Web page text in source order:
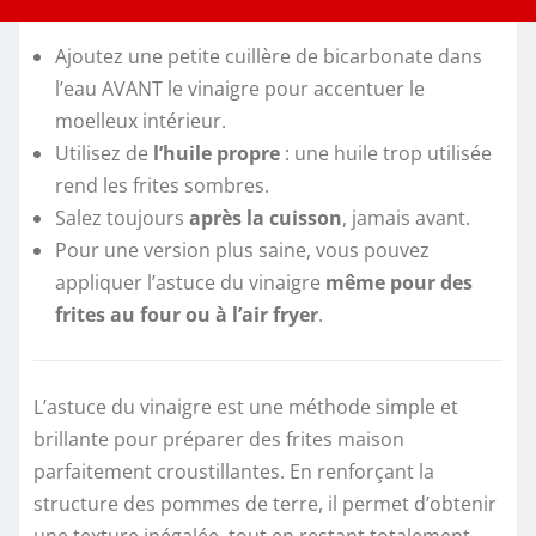
Ajoutez une petite cuillère de bicarbonate dans
l’eau AVANT le vinaigre pour accentuer le
moelleux intérieur.
Utilisez de l’huile propre : une huile trop utilisée
rend les frites sombres.
Salez toujours après la cuisson, jamais avant.
Pour une version plus saine, vous pouvez
appliquer l’astuce du vinaigre même pour des
frites au four ou à l’air fryer.
L’astuce du vinaigre est une méthode simple et
brillante pour préparer des frites maison
parfaitement croustillantes. En renforçant la
structure des pommes de terre, il permet d’obtenir